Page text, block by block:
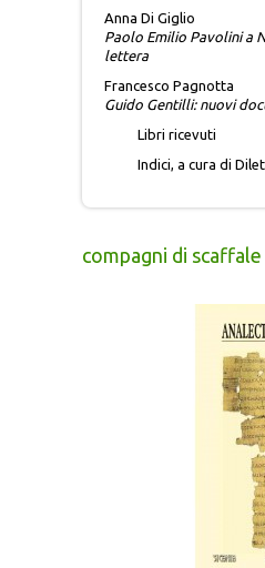
PHILOSOPHICA
SAGGI DI DIRITTO E
AGROALIMENTARE
Anna Di Giglio
Paolo Emilio Pavolini a
lettera
Francesco Pagnotta
Guido Gentilli: nuovi
Libri ricevuti
Indici, a cura di
compagni di scaffale